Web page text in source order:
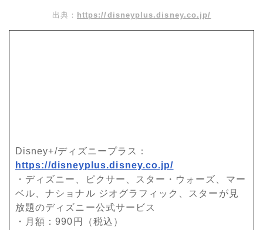
出典： https://disneyplus.disney.co.jp/
Disney+/ディズニープラス：
https://disneyplus.disney.co.jp/
・ディズニー、ピクサー、スター・ウォーズ、マー
ベル、ナショナル ジオグラフィック、スターが見
放題のディズニー公式サービス
・月額：990円（税込）